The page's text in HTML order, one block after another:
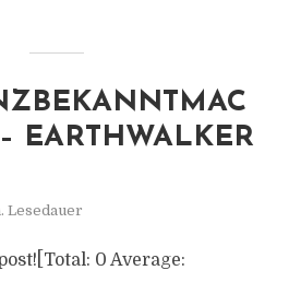
EARTHWALKER
Lesedauer
0 Average: